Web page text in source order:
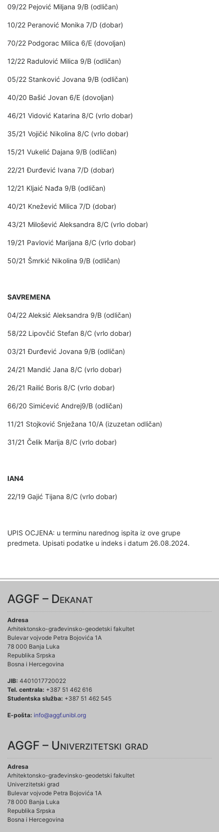
09/22 Pejović Miljana 9/B (odličan)
10/22 Peranović Monika 7/D (dobar)
70/22 Podgorac Milica 6/E (dovoljan)
12/22 Radulović Milica 9/B (odličan)
05/22 Stanković Jovana 9/B (odličan)
40/20 Bašić Jovan 6/E (dovoljan)
46/21 Vidović Katarina 8/C (vrlo dobar)
35/21 Vojičić Nikolina 8/C (vrlo dobar)
15/21 Vukelić Dajana 9/B (odličan)
22/21 Đurđević Ivana 7/D (dobar)
12/21 Kljaić Nađa 9/B (odličan)
40/21 Knežević Milica 7/D (dobar)
43/21 Milošević Aleksandra 8/C (vrlo dobar)
19/21 Pavlović Marijana 8/C (vrlo dobar)
50/21 Šmrkić Nikolina 9/B (odličan)
SAVREMENA
04/22 Aleksić Aleksandra 9/B (odličan)
58/22 Lipovčić Stefan 8/C (vrlo dobar)
03/21 Đurđević Jovana 9/B (odličan)
24/21 Mandić Jana 8/C (vrlo dobar)
26/21 Railić Boris 8/C (vrlo dobar)
66/20 Simićević Andrej9/B (odličan)
11/21 Stojković Snježana 10/A (izuzetan odličan)
31/21 Čelik Marija 8/C (vrlo dobar)
IAN4
22/19 Gajić Tijana 8/C (vrlo dobar)
UPIS OCJENA: u terminu narednog ispita iz ove grupe
predmeta. Upisati podatke u indeks i datum 26.08.2024.
AGGF – Dekanat
Adresa
Arhitektonsko-građevinsko-geodetski fakultet
Bulevar vojvode Petra Bojovića 1A
78 000 Banja Luka
Republika Srpska
Bosna i Hercegovina
JIB: 4401017720022
Tel. centrala: +387 51 462 616
Studentska služba: +387 51 462 545
E-pošta: info@aggf.unibl.org
AGGF – Univerzitetski grad
Adresa
Arhitektonsko-građevinsko-geodetski fakultet
Univerzitetski grad
Bulevar vojvode Petra Bojovića 1A
78 000 Banja Luka
Republika Srpska
Bosna i Hercegovina